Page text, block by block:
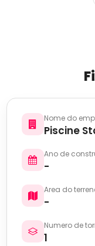
Nome do
Piscine
Ano de
-
Area do
-
Numero de
1